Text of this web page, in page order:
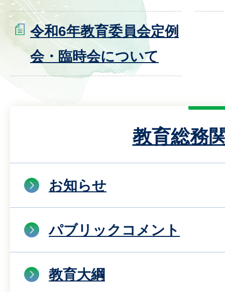
令和6年教育委員会定例
会・臨時会について
教育総務
お知らせ
パブリックコメント
教育大綱